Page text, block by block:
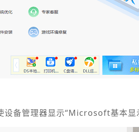
备管理器显示“Microsoft基本显